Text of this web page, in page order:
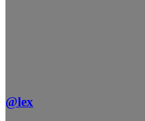
@lex